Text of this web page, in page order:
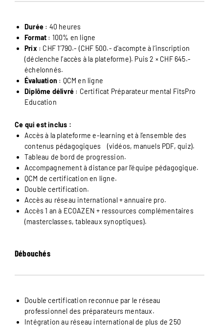
Durée : 40 heures
Format : 100% en ligne
Prix : CHF 1’790.- (CHF 500.- d’acompte à l’inscription
(déclenche l’accès à la plateforme). Puis 2 × CHF 645.-
échelonnés.
Évaluation : QCM en ligne
Diplôme délivré : Certificat Préparateur mental FitsPro
Education
Ce qui est inclus :
Accès à la plateforme e-learning et à l’ensemble des
contenus pédagogiques (vidéos, manuels PDF, quiz).
Tableau de bord de progression.
Accompagnement à distance par l’équipe pédagogique.
QCM de certification en ligne.
Double certification.
Accès au réseau international + annuaire pro.
Accès 1 an à ECOAZEN + ressources complémentaires
(masterclasses, tableaux synoptiques).
Débouchés
Double certification reconnue par le réseau
professionnel des préparateurs mentaux.
Intégration au réseau international de plus de 250